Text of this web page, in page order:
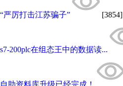
“严厉打击江苏骗子” [3854]
s7-200plc在组态王中的数据读...
自助资料库升级已经完成！